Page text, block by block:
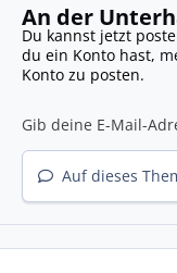
An der
Du kannst jetzt
du ein Konto hast,
Konto zu posten.
Auf dieses